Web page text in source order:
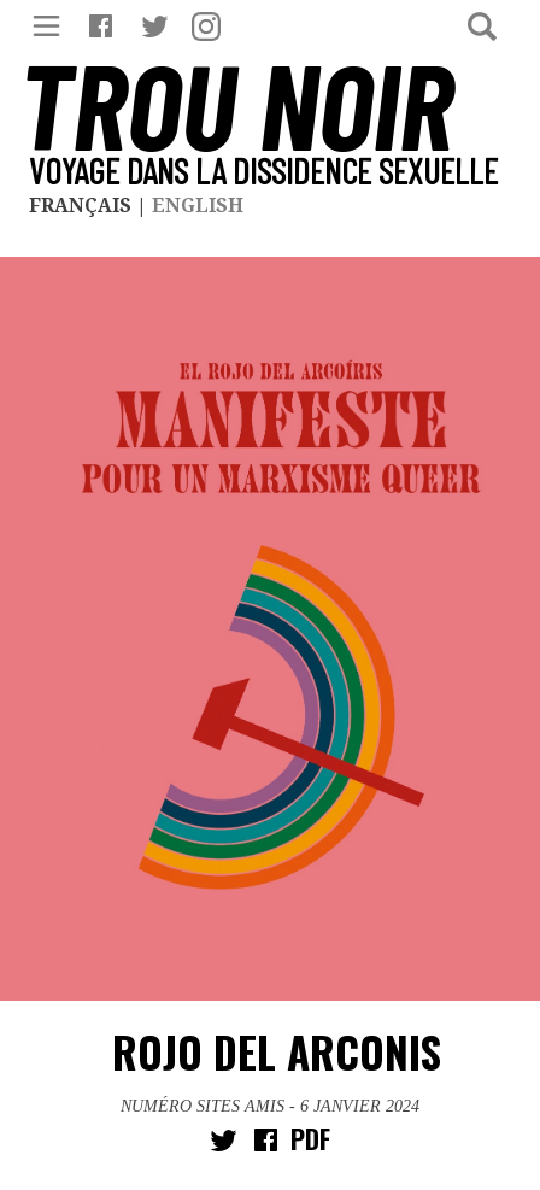
TROU NOIR
VOYAGE DANS LA DISSIDENCE SEXUELLE
FRANÇAIS | ENGLISH
ROJO DEL ARCONIS
NUMÉRO SITES AMIS - 6 JANVIER 2024
PDF